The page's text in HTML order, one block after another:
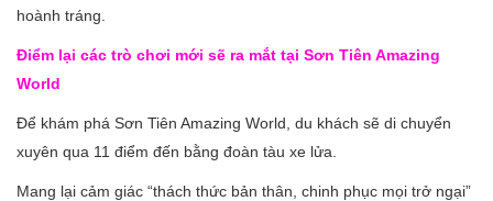
hoành tráng.
Điểm lại các trò chơi mới sẽ ra mắt tại Sơn Tiên Amazing
World
Để khám phá Sơn Tiên Amazing World, du khách sẽ di chuyển
xuyên qua 11 điểm đến bằng đoàn tàu xe lửa.
Mang lại cảm giác “thách thức bản thân, chinh phục mọi trở ngại”